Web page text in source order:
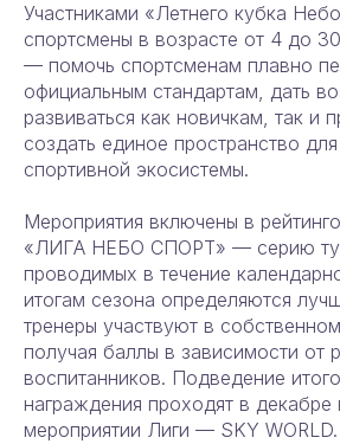
Участниками «Летнего кубка
спортсмены в возрасте от 4 до
— помочь спортсменам плавно
официальным стандартам, дать
развиваться как новичкам, так и
создать единое пространство
спортивной экосистемы.
Мероприятия включены в
«ЛИГА НЕБО СПОРТ» — серию
проводимых в течение
итогам сезона определяются
тренеры участвуют в
получая баллы в зависимости от
воспитанников. Подведение
награждения проходят в
мероприятии Лиги — SKY WORLD.